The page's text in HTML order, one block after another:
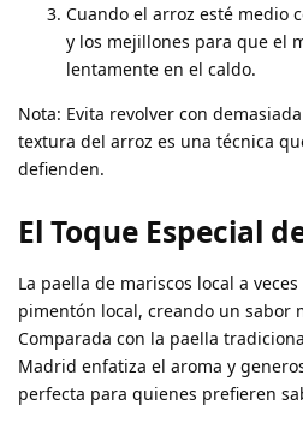
Cuando el arroz esté medio
y los mejillones para que el
lentamente en el caldo.
Nota: Evita revolver con
textura del arroz es una técnica
defienden.
El Toque Especial
La paella de mariscos local a
pimentón local, creando un sabor
Comparada con la paella
Madrid enfatiza el aroma y
perfecta para quienes prefieren